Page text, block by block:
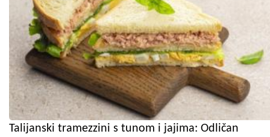
Talijanski tramezzini s tunom i jajima: Odličan